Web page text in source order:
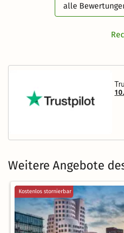
alle
Weitere Angebote
Kostenlos stornierbar